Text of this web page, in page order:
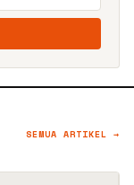
SEMUA ARTIKEL →